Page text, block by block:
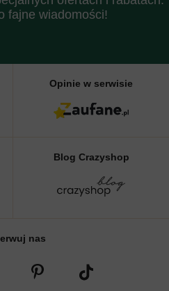
fajne wiadomości!
Opinie w serwisie
Blog Crazyshop
nas